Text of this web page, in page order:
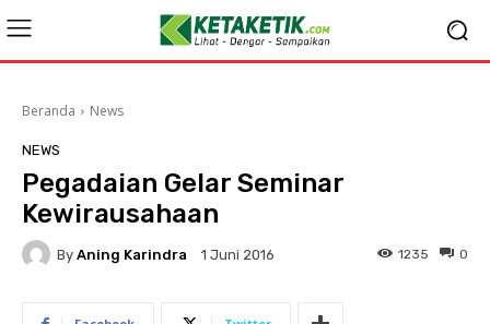
Beranda News
NEWS
Pegadaian Gelar Seminar
Kewirausahaan
By Aning Karindra 1 Juni 2016 0
1235